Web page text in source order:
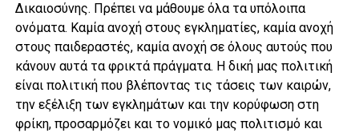
Δικαιοσύνης. Πρέπει να μάθουμε όλα τα υπόλοιπα
ονόματα. Καμία ανοχή στους εγκληματίες, καμία ανοχή
στους παιδεραστές, καμία ανοχή σε όλους αυτούς που
κάνουν αυτά τα φρικτά πράγματα. Η δική μας πολιτική
είναι πολιτική που βλέποντας τις τάσεις των καιρών,
την εξέλιξη των εγκλημάτων και την κορύφωση στη
φρίκη, προσαρμόζει και το νομικό μας πολιτισμό και